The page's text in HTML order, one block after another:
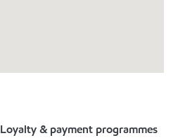
Loyalty & payment programmes